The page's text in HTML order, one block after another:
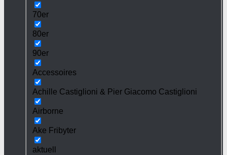
70er
80er
90er
Accessoires
Achille Castiglioni & Pier Giacomo Castiglioni
Airborne
Ake Fribyter
aktuell